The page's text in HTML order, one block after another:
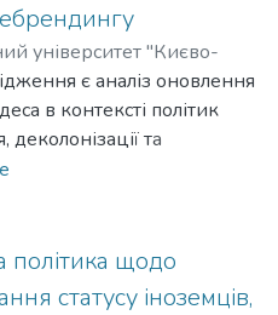
університет "Києво-
академія",2025)
є аналіз оновлення
в контексті політик
деколонізації та
публічного
щодо
статусу іноземців,